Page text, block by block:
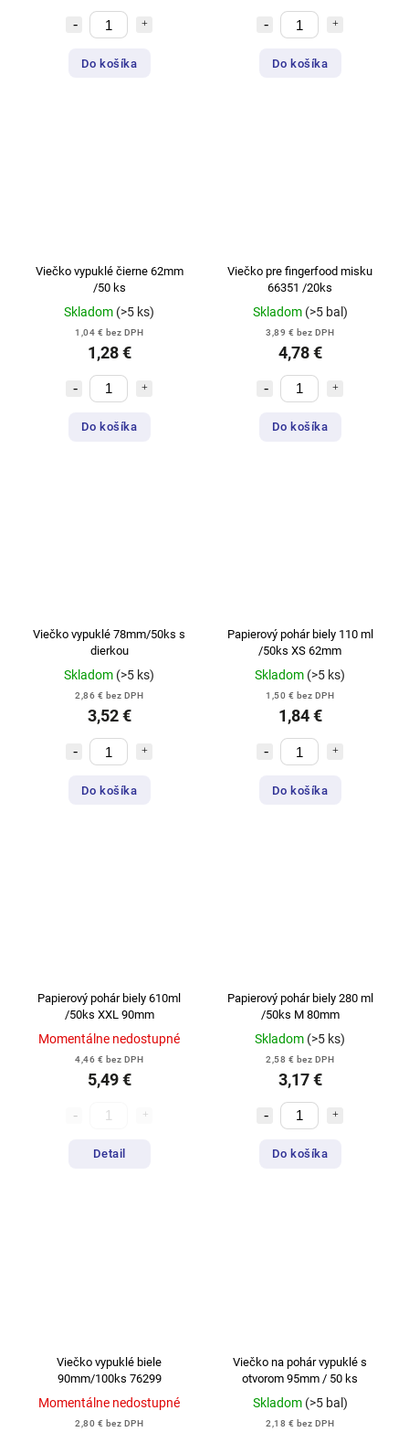
Do košíka Do košíka
Viečko vypuklé čierne 62mm
/50 ks
Skladom (>5 ks)
1,04 € bez DPH
1,28 €
Do košíka
Viečko pre fingerfood misku
66351 /20ks
Skladom (>5 bal)
3,89 € bez DPH
4,78 €
Do košíka
Viečko vypuklé 78mm/50ks s
dierkou
Skladom (>5 ks)
2,86 € bez DPH
3,52 €
Do košíka
Papierový pohár biely 110 ml
/50ks XS 62mm
Skladom (>5 ks)
1,50 € bez DPH
1,84 €
Do košíka
Papierový pohár biely 610ml
/50ks XXL 90mm
Momentálne nedostupné
4,46 € bez DPH
5,49 €
Detail
Papierový pohár biely 280 ml
/50ks M 80mm
Skladom (>5 ks)
2,58 € bez DPH
3,17 €
Do košíka
Viečko vypuklé biele
90mm/100ks 76299
Momentálne nedostupné
2,80 € bez DPH
Viečko na pohár vypuklé s
otvorom 95mm / 50 ks
Skladom (>5 bal)
2,18 € bez DPH